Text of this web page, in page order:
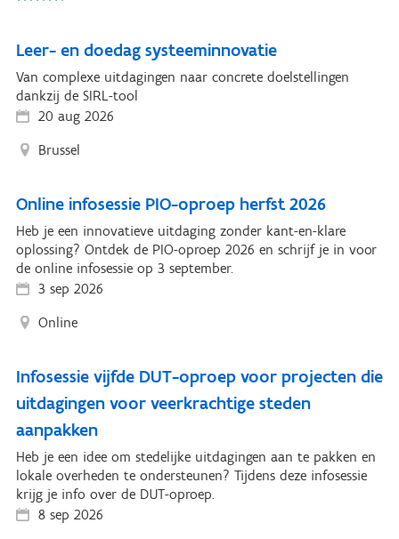
Leer- en doedag systeeminnovatie
Van complexe uitdagingen naar concrete doelstellingen
dankzij de SIRL-tool
20 aug 2026
Brussel
Online infosessie PIO-oproep herfst 2026
Heb je een innovatieve uitdaging zonder kant-en-klare
oplossing? Ontdek de PIO-oproep 2026 en schrijf je in voor
de online infosessie op 3 september.
3 sep 2026
Online
Infosessie vijfde DUT-oproep voor projecten die
uitdagingen voor veerkrachtige steden
aanpakken
Heb je een idee om stedelijke uitdagingen aan te pakken en
lokale overheden te ondersteunen? Tijdens deze infosessie
krijg je info over de DUT-oproep.
8 sep 2026